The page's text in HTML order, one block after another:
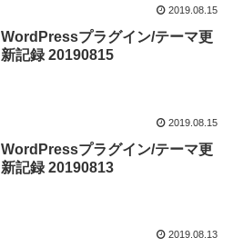
2019.08.15
WordPressプラグイン/テーマ更
新記録 20190815
2019.08.15
WordPressプラグイン/テーマ更
新記録 20190813
2019.08.13